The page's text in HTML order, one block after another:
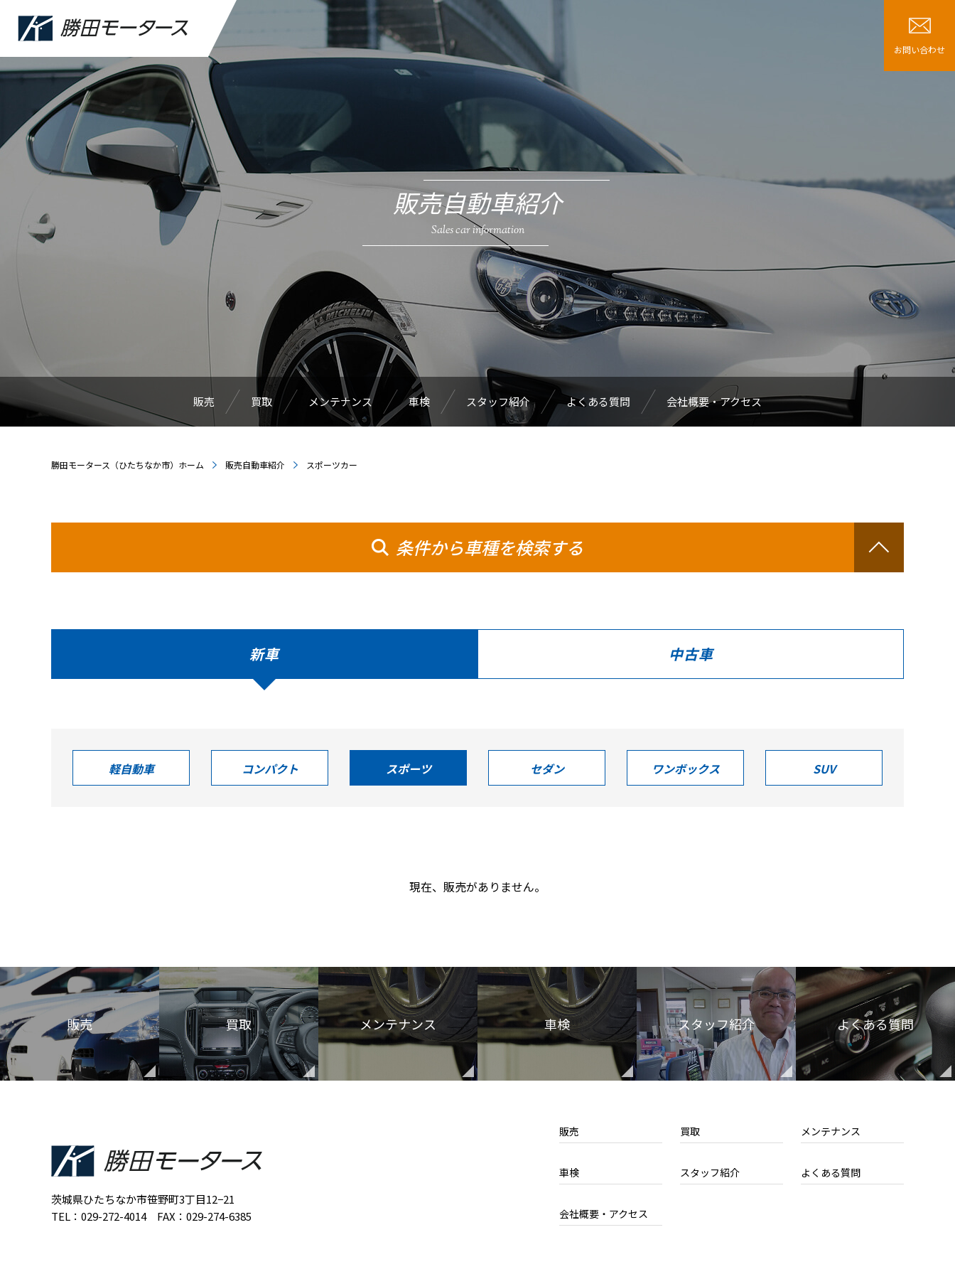
お問い合わせ
販売自動車紹介
Sales car information
販売 買取 メンテナンス 車検 スタッフ紹介 よくある質問 会社概要・アクセス
勝田モータース（ひたちなか市）ホーム 販売自動車紹介 スポーツカー
条件から車種を検索する
新車 中古車
軽自動車 コンパクト スポーツ セダン ワンボックス SUV
現在、販売がありません。
販売 買取 メンテナンス 車検 スタッフ紹介 よくある質問
茨城県ひたちなか市笹野町3丁目12−21
TEL：029-272-4014 FAX：029-274-6385
販売 買取 メンテナンス
車検 スタッフ紹介 よくある質問
会社概要・アクセス